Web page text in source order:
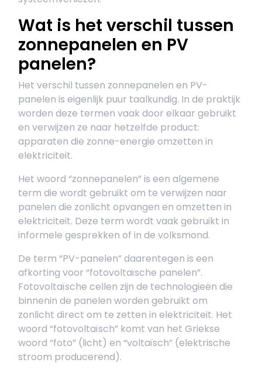
Wat is het verschil tussen
zonnepanelen en PV
panelen?
Het verschil tussen zonnepanelen en PV-
panelen is eigenlijk puur taalkundig. In de praktijk
worden deze termen vaak door elkaar gebruikt
en verwijzen ze naar hetzelfde product:
apparaten die zonne-energie omzetten in
elektriciteit.
Het woord “zonnepanelen” is een algemene
term die wordt gebruikt om te verwijzen naar
panelen die zonlicht opvangen en omzetten in
elektriciteit. Deze term wordt vaak gebruikt in
informele gesprekken of in de volksmond.
De term “PV-panelen” daarentegen is een
afkorting voor “fotovoltaïsche panelen”.
Fotovoltaïsche cellen zijn de technologieën die
binnenin de panelen worden gebruikt om
zonlicht direct om te zetten in elektriciteit. Het
woord “fotovoltaïsch” komt van het Griekse
woord “foto” (licht) en “voltaïsch” (elektrische
stroom producerend).